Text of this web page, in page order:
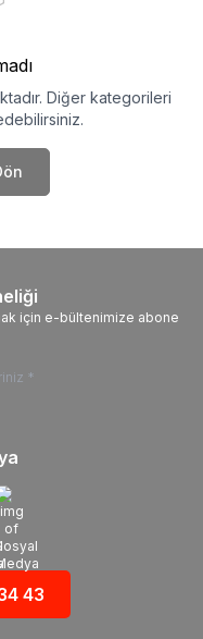
Diğer kategorileri
için e-bültenimize abone
43